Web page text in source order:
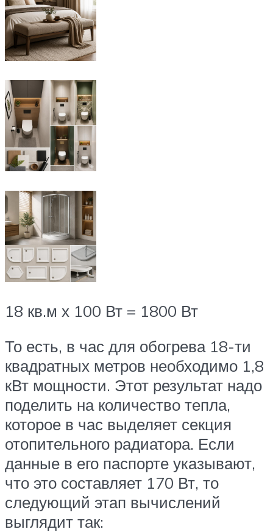
18 кв.м х 100 Вт = 1800 Вт
То есть, в час для обогрева 18-ти
квадратных метров необходимо 1,8
кВт мощности. Этот результат надо
поделить на количество тепла,
которое в час выделяет секция
отопительного радиатора. Если
данные в его паспорте указывают,
что это составляет 170 Вт, то
следующий этап вычислений
выглядит так: